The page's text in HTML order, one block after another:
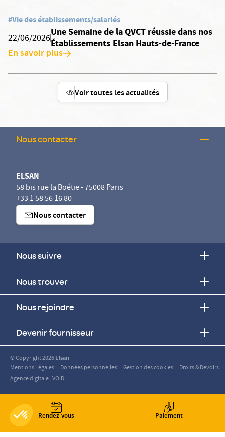
Rendez-vous Paiement
#Vie des établissements/salariés
22/06/2026
Une Semaine de la QVCT réussie dans nos
Établissements Elsan Hauts-de-France
En savoir plus
Voir toutes les actualités
Nous contacter
ELSAN
58 bis rue la Boétie - 75008 Paris
+33 1 58 56 16 80
Nous contacter
Nous suivre
Nous trouver
Nous rejoindre
Devenir fournisseur
© Copyright 2026Elsan
Mentions Légales -Données personnelles -Gestion des cookies -Droits & Devoirs -
Agence digitale : VOID